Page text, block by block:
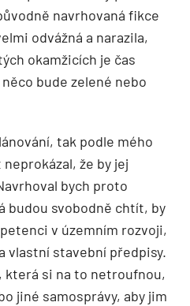
navrhovaná fikce
odvážná a narazila,
okamžicích je čas
bude zelené nebo
tak podle mého
že by jej
bych proto
budou svobodně chtít, by
v územním rozvoji,
vlastní stavební předpisy.
která si na to netroufnou,
jiné samosprávy, aby jim